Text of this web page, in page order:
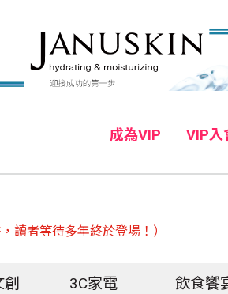
成為VIP VIP入
讀者等待多年終於登場！）
3C家電 飲食饗